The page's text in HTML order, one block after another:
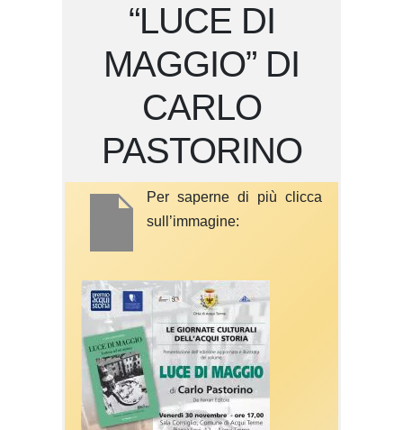
“LUCE DI
MAGGIO” DI
CARLO
PASTORINO
Per saperne di più clicca
sull’immagine: